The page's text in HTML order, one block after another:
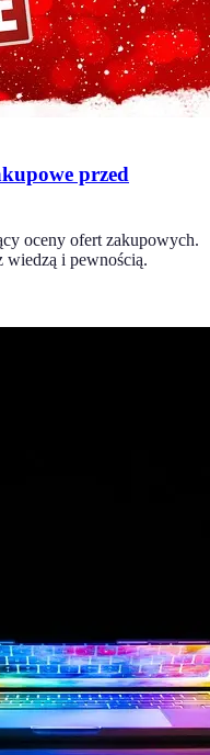
przed
oceny ofert zakupowych.
wiedzą i pewnością.